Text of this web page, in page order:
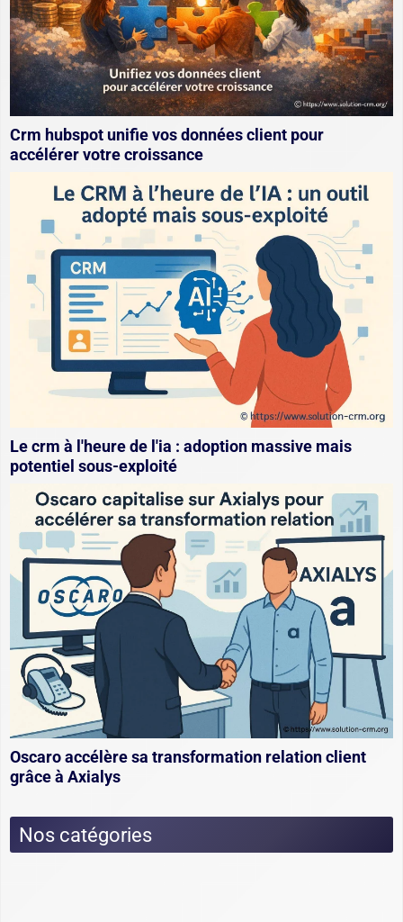
Crm hubspot unifie vos données client pour
accélérer votre croissance
Le crm à l'heure de l'ia : adoption massive mais
potentiel sous-exploité
Oscaro accélère sa transformation relation client
grâce à Axialys
Nos catégories